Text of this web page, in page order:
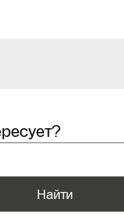
Найти